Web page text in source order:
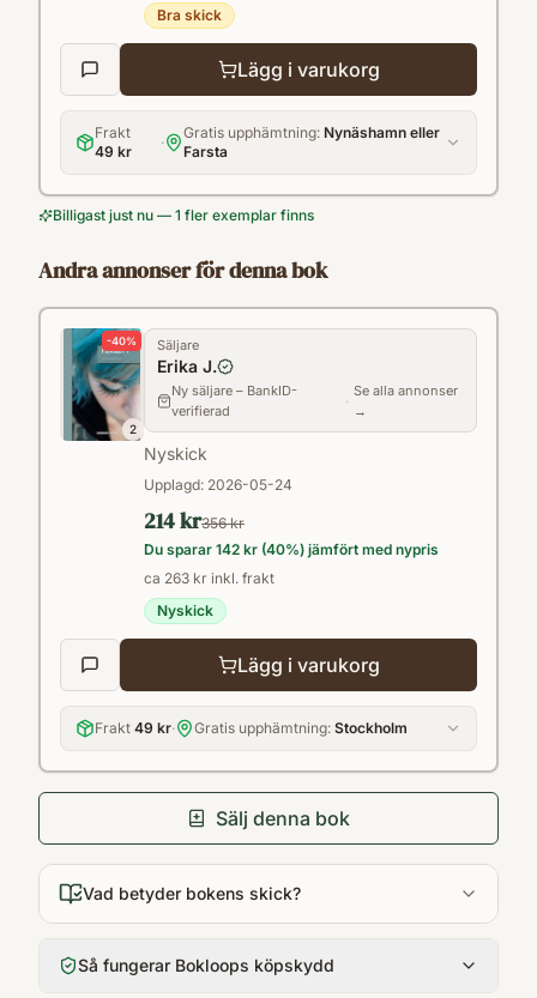
Bra skick
Lägg i varukorg
Frakt
49 kr
·
Gratis upphämtning: Nynäshamn eller
Farsta
Billigast just nu — 1 fler exemplar finns
Andra annonser för denna bok
-40%
2
Säljare
Erika J.
Ny säljare – BankID-
verifierad
·
Se alla annonser
→
Nyskick
Upplagd: 2026-05-24
214 kr356 kr
Du sparar 142 kr (40%) jämfört med nypris
ca 263 kr inkl. frakt
Nyskick
Lägg i varukorg
Frakt 49 kr· Gratis upphämtning: Stockholm
Sälj denna bok
Vad betyder bokens skick?
Så fungerar Bokloops köpskydd